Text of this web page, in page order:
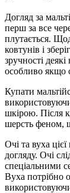
Догляд за
перш за все
плутається.
ковтунів і
зручності
особливо якщо
Купати
шкірою. Після
шерсть феном,
Очі та вуха
догляду. Очі
спеціальними
Вуха потрібно